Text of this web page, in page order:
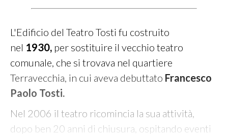
L'Edificio del Teatro Tosti fu costruito
nel 1930, per sostituire il vecchio teatro
comunale, che si trovava nel quartiere
Terravecchia, in cui aveva debuttato Francesco
Paolo Tosti.
Nel 2006 il teatro ricomincia la sua attività,
dopo ben 20 anni di chiusura, ospitando eventi